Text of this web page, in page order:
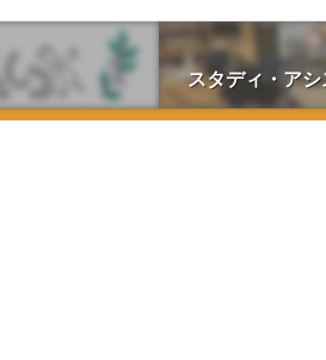
スタディ・アシ